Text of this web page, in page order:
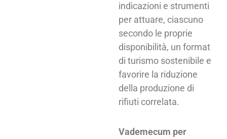
indicazioni e strumenti
per attuare, ciascuno
secondo le proprie
disponibilità, un format
di turismo sostenibile e
favorire la riduzione
della produzione di
rifiuti correlata.
Vademecum per